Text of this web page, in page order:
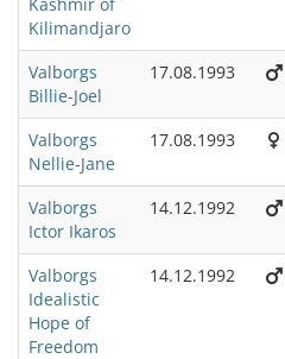
Kilimandjaro
Valborgs
Billie-Joel
17.08.1993
Valborgs
Nellie-Jane
17.08.1993
Valborgs
Ictor Ikaros
14.12.1992
Valborgs
Idealistic
Hope of
Freedom
14.12.1992